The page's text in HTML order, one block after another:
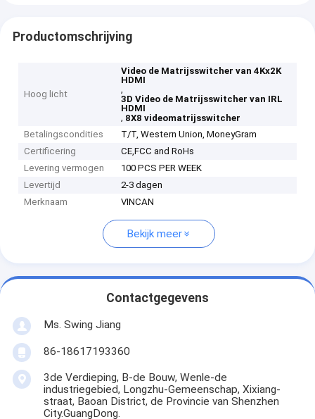
Productomschrijving
Hoog licht
Video de Matrijsswitcher van 4Kx2K
HDMI
,
3D Video de Matrijsswitcher van IRL
HDMI
, 8X8 videomatrijsswitcher
Betalingscondities
T/T, Western Union, MoneyGram
Certificering
CE,FCC and RoHs
Levering vermogen
100 PCS PER WEEK
Levertijd
2-3 dagen
Merknaam
VINCAN
Bekijk meer
Contactgegevens
Ms. Swing Jiang
86-18617193360
3de Verdieping, B-de Bouw, Wenle-de
industriegebied, Longzhu-Gemeenschap, Xixiang-
straat, Baoan District, de Provincie van Shenzhen
City.GuangDong.